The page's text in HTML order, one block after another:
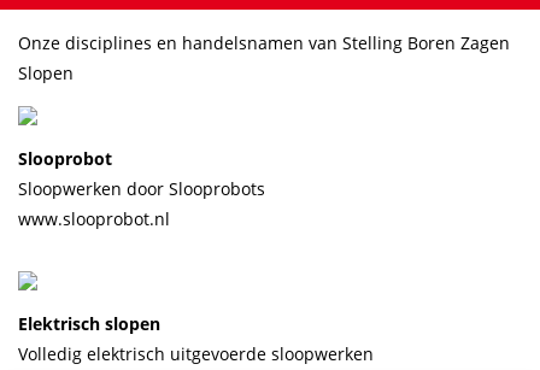
Onze disciplines en handelsnamen van Stelling Boren Zagen
Slopen
Slooprobot
Sloopwerken door Slooprobots
www.slooprobot.nl
Elektrisch slopen
Volledig elektrisch uitgevoerde sloopwerken